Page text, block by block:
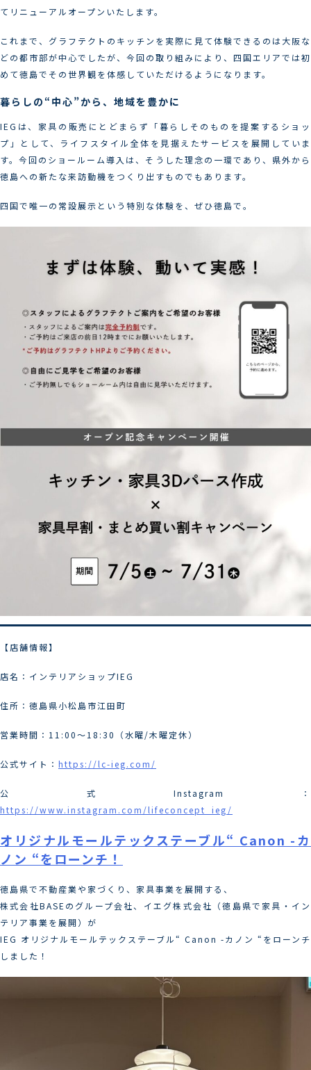
てリニューアルオープンいたします。
これまで、グラフテクトのキッチンを実際に見て体験できるのは大阪な
どの都市部が中心でしたが、今回の取り組みにより、四国エリアでは初
めて徳島でその世界観を体感していただけるようになります。
暮らしの“中心”から、地域を豊かに
IEGは、家具の販売にとどまらず「暮らしそのものを提案するショッ
プ」として、ライフスタイル全体を見据えたサービスを展開していま
す。今回のショールーム導入は、そうした理念の一環であり、県外から
徳島への新たな来訪動機をつくり出すものでもあります。
四国で唯一の常設展示という特別な体験を、ぜひ徳島で。
【店舗情報】
店名：インテリアショップIEG
住所：徳島県小松島市江田町
営業時間：11:00〜18:30（水曜/木曜定休）
公式サイト： https://lc-ieg.com/
公式Instagram：
https://www.instagram.com/lifeconcept_ieg/
オリジナルモールテックステーブル“ Canon -カ
ノン “をローンチ！
徳島県で不動産業や家づくり、家具事業を展開する、
株式会社BASEのグループ会社、イエグ株式会社（徳島県で家具・イン
テリア事業を展開）が
IEG オリジナルモールテックステーブル“ Canon -カノン “をローンチ
しました！